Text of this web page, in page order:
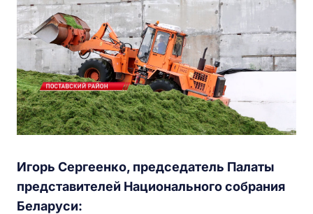
Игорь Сергеенко, председатель Палаты
представителей Национального собрания
Беларуси: